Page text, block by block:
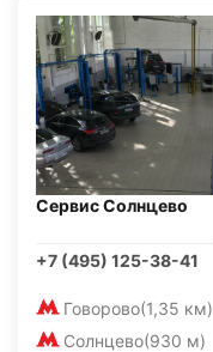
Сервис Солнцево
+7 (495) 125-38-41
Говорово(1,35 км)
Солнцево(930 м)